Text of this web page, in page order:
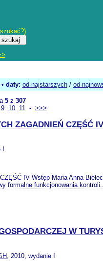
)
daty: od najstarszych/ od
5z 307
9 10 11- >>>
ZAGADNIEŃ CZĘŚĆ IV
IV Wstęp Maria Anna
formalne funkcjonowania
W
, 2010, wydanie I